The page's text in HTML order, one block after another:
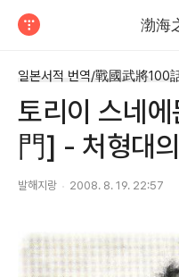
渤海
일본서적 번역/戰國武將100
토리이 스네
門] - 처형대
발해지랑 2008. 8. 19. 22:57